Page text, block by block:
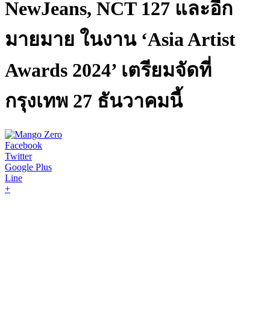
NewJeans, NCT 127 และอีก
มายมาย ในงาน ‘Asia Artist
Awards 2024’ เตรียมจัดที่
กรุงเทพ 27 ธันวาคมนี้
Facebook
Twitter
Google Plus
Line
+